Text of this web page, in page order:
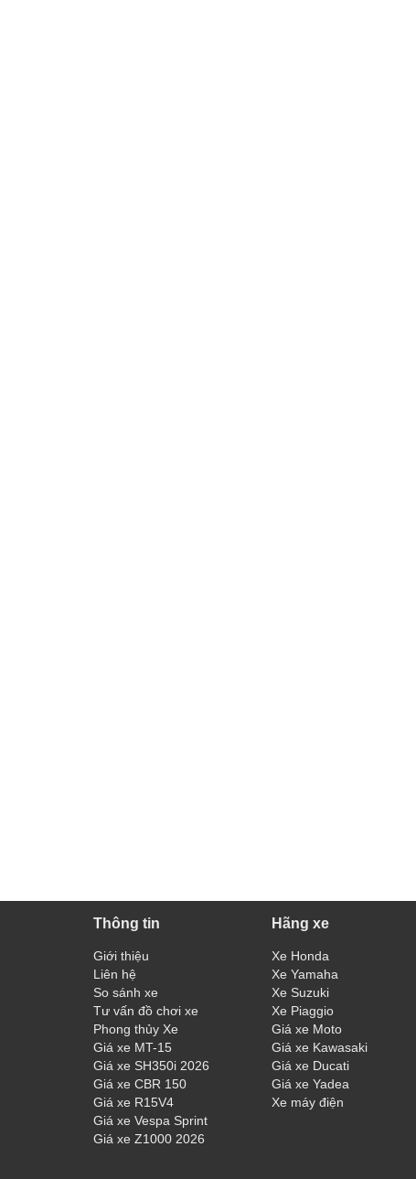
Thông tin
Giới thiệu
Liên hệ
So sánh xe
Tư vấn đồ chơi xe
Phong thủy Xe
Giá xe MT-15
Giá xe SH350i 2026
Giá xe CBR 150
Giá xe R15V4
Giá xe Vespa Sprint
Giá xe Z1000 2026
Hãng xe
Xe Honda
Xe Yamaha
Xe Suzuki
Xe Piaggio
Giá xe Moto
Giá xe Kawasaki
Giá xe Ducati
Giá xe Yadea
Xe máy điện